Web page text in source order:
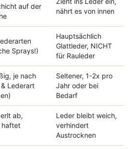
auf der
nährt es von innen
Sprays!)
Hauptsächlich
Glattleder, NICHT
für Rauleder
je nach
Lederart
Seltener, 1-2x pro
Jahr oder bei
Bedarf
ab,
haftet
Leder bleibt weich,
verhindert
Austrocknen